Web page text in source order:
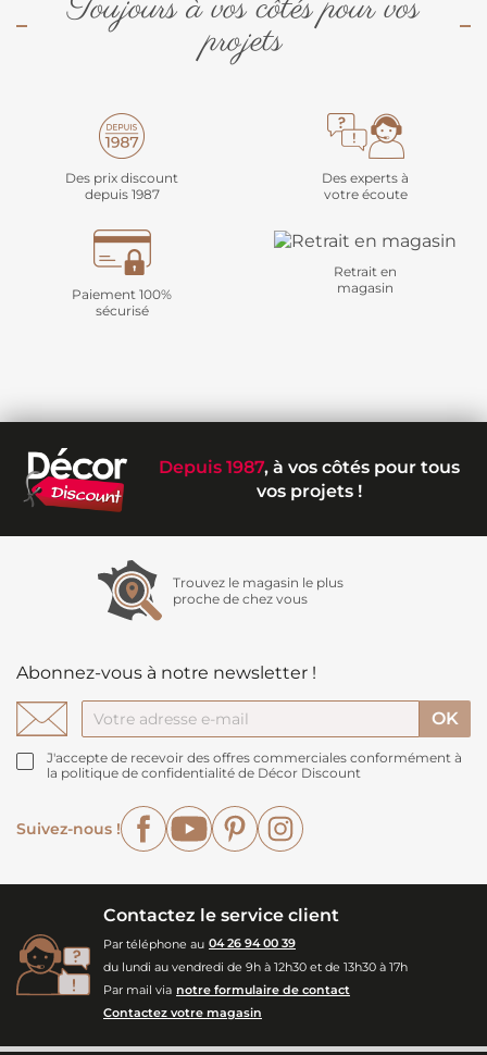
Toujours à vos côtés pour vos
projets
Des prix discount
depuis 1987
Des experts à
votre écoute
Paiement 100%
sécurisé
Retrait en
magasin
Depuis 1987, à vos côtés pour tous
vos projets !
Trouvez le magasin le plus
proche de chez vous
Abonnez-vous à notre newsletter !
J'accepte de recevoir des offres commerciales conformément à
la politique de confidentialité de Décor Discount
Suivez-nous !
FacebookYouTubePinterest
Contactez le service client
Par téléphone au 04 26 94 00 39
du lundi au vendredi de 9h à 12h30 et de 13h30 à 17h
Par mail via notre formulaire de contact
Contactez votre magasin